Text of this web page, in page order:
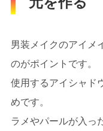
男装メイクのアイメ
のがポイントです。
使用するアイシャド
めです。
ラメやパールが入っ